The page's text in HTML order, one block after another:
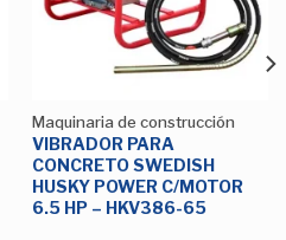
Maquinaria de construcción
VIBRADOR PARA
CONCRETO SWEDISH
HUSKY POWER C/MOTOR
6.5 HP – HKV386-65